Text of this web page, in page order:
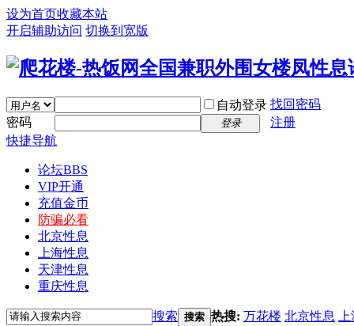
设为首页收藏本站
开启辅助访问 切换到宽版
自动登录 找回密码
密码
登录
注册
快捷导航
论坛BBS
VIP开通
充值金币
防骗必看
北京性息
上海性息
天津性息
重庆性息
搜索 搜索 热搜: 万花楼 北京性息